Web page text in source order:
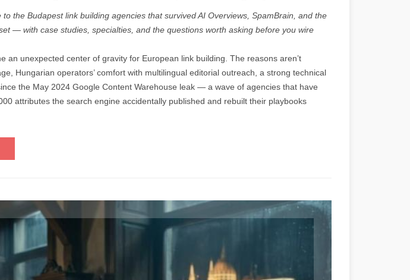
to the Budapest link building agencies that survived AI Overviews, SpamBrain, and the
— with case studies, specialties, and the questions worth asking before you wire
an unexpected center of gravity for European link building. The reasons aren’t
Hungarian operators’ comfort with multilingual editorial outreach, a strong technical
the May 2024 Google Content Warehouse leak — a wave of agencies that have
attributes the search engine accidentally published and rebuilt their playbooks